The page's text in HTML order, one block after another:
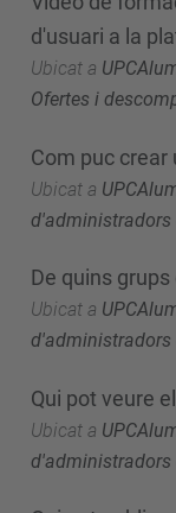
d'usuari a la
Ubicat a
Ofertes i
Com puc crear
Ubicat a
d'administradors
De quins
Ubicat a
d'administradors
Qui pot veure
Ubicat a
d'administradors